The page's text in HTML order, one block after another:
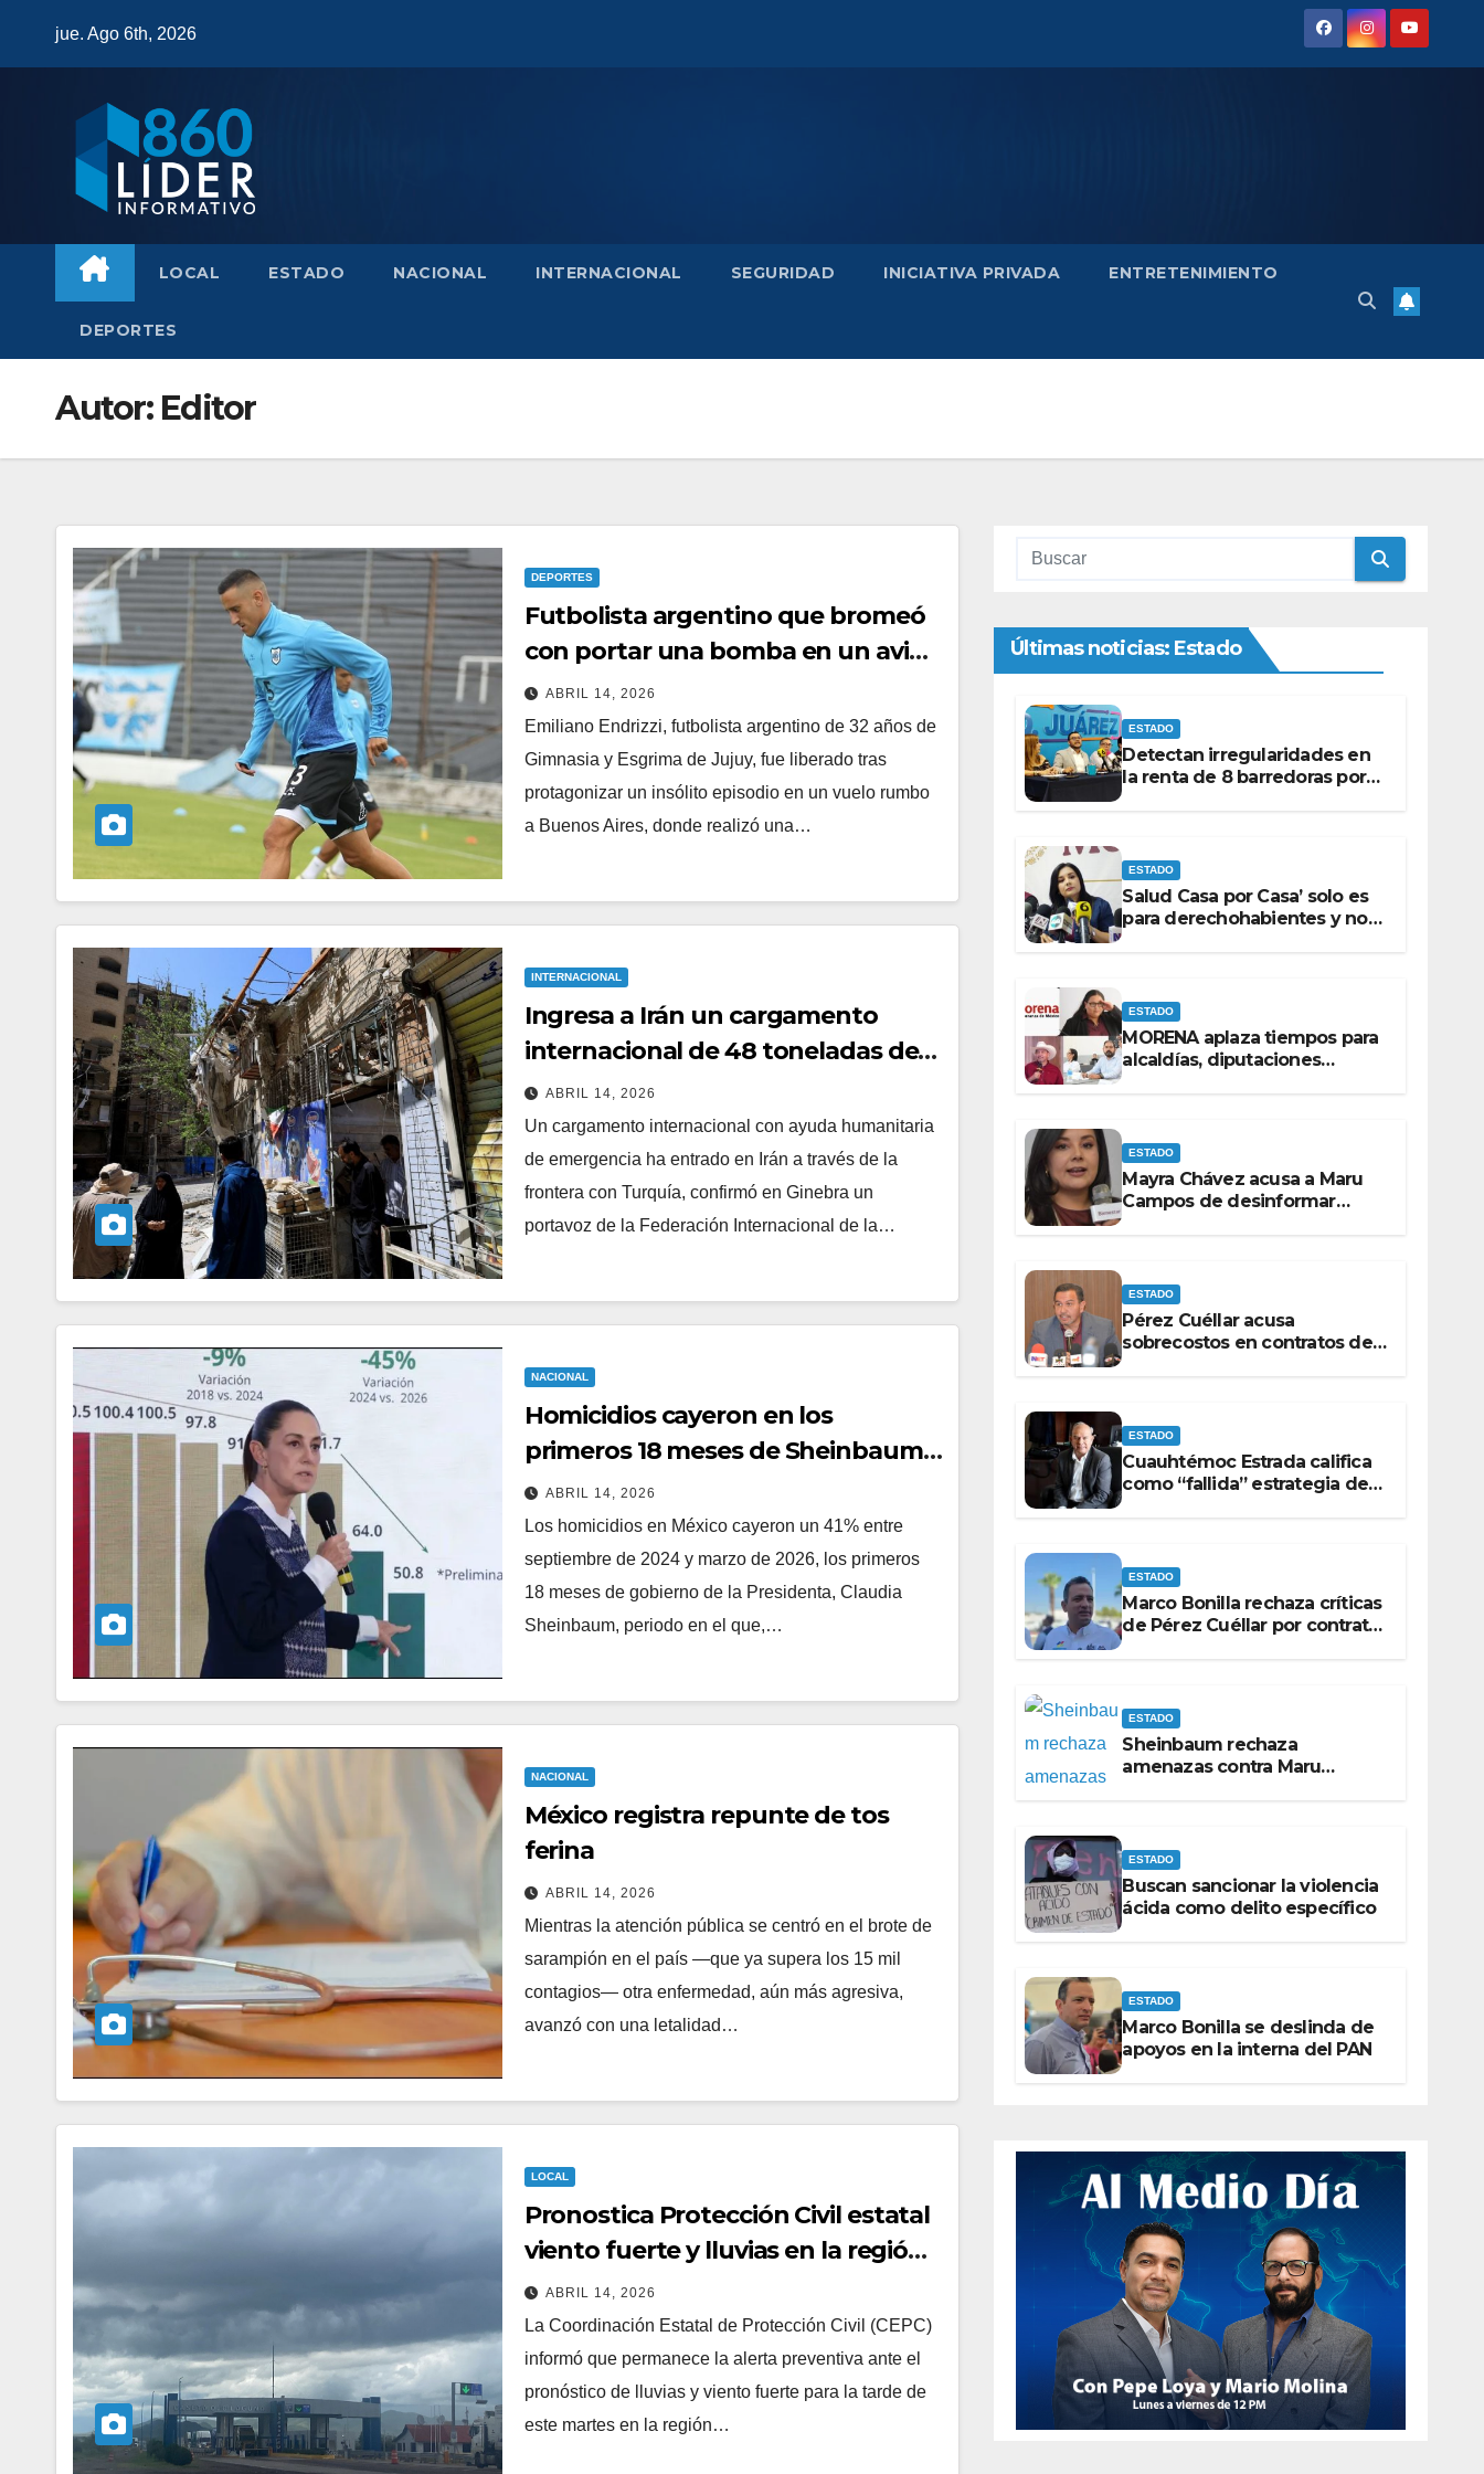
jue. Ago 6th, 2026
LOCAL ESTADO NACIONAL INTERNACIONAL SEGURIDAD INICIATIVA PRIVADA ENTRETENIMIENTO
DEPORTES
Autor: Editor
DEPORTES
Futbolista argentino que bromeó
con portar una bomba en un avión
es liberado y ofrece disculpas:
“Estoy arrepentido”
ABRIL 14, 2026
Emiliano Endrizzi, futbolista argentino de 32 años de
Gimnasia y Esgrima de Jujuy, fue liberado tras
protagonizar un insólito episodio en un vuelo rumbo
a Buenos Aires, donde realizó una…
INTERNACIONAL
Ingresa a Irán un cargamento
internacional de 48 toneladas de
ayuda humanitaria a través de
Turquía
ABRIL 14, 2026
Un cargamento internacional con ayuda humanitaria
de emergencia ha entrado en Irán a través de la
frontera con Turquía, confirmó en Ginebra un
portavoz de la Federación Internacional de la…
NACIONAL
Homicidios cayeron en los
primeros 18 meses de Sheinbaum:
Gabinete de Seguridad
ABRIL 14, 2026
Los homicidios en México cayeron un 41% entre
septiembre de 2024 y marzo de 2026, los primeros
18 meses de gobierno de la Presidenta, Claudia
Sheinbaum, periodo en el que,…
NACIONAL
México registra repunte de tos
ferina
ABRIL 14, 2026
Mientras la atención pública se centró en el brote de
sarampión en el país —que ya supera los 15 mil
contagios— otra enfermedad, aún más agresiva,
avanzó con una letalidad…
LOCAL
Pronostica Protección Civil estatal
viento fuerte y lluvias en la región
noroeste
ABRIL 14, 2026
La Coordinación Estatal de Protección Civil (CEPC)
informó que permanece la alerta preventiva ante el
pronóstico de lluvias y viento fuerte para la tarde de
este martes en la región…
Últimas noticias: Estado
ESTADO
Detectan irregularidades en
la renta de 8 barredoras por
ESTADO
Salud Casa por Casa’ solo es
para derechohabientes y no
ESTADO
MORENA aplaza tiempos para
alcaldías, diputaciones
ESTADO
Mayra Chávez acusa a Maru
Campos de desinformar
ESTADO
Pérez Cuéllar acusa
sobrecostos en contratos del
ESTADO
Cuauhtémoc Estrada califica
como “fallida” estrategia de
ESTADO
Marco Bonilla rechaza críticas
de Pérez Cuéllar por contrato
ESTADO
Sheinbaum rechaza
amenazas contra Maru
ESTADO
Buscan sancionar la violencia
ácida como delito específico
ESTADO
Marco Bonilla se deslinda de
apoyos en la interna del PAN